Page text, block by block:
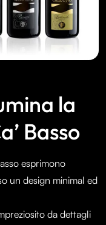
la
Basso
esprimono
un design minimal ed
da dettagli